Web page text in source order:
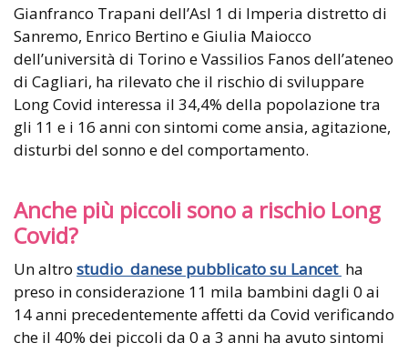
Gianfranco Trapani dell’Asl 1 di Imperia distretto di
Sanremo, Enrico Bertino e Giulia Maiocco
dell’università di Torino e Vassilios Fanos dell’ateneo
di Cagliari, ha rilevato che il rischio di sviluppare
Long Covid interessa il 34,4% della popolazione tra
gli 11 e i 16 anni con sintomi come ansia, agitazione,
disturbi del sonno e del comportamento.
Anche più piccoli sono a rischio Long
Covid?
Un altro studio danese pubblicato su Lancet ha
preso in considerazione 11 mila bambini dagli 0 ai
14 anni precedentemente affetti da Covid verificando
che il 40% dei piccoli da 0 a 3 anni ha avuto sintomi